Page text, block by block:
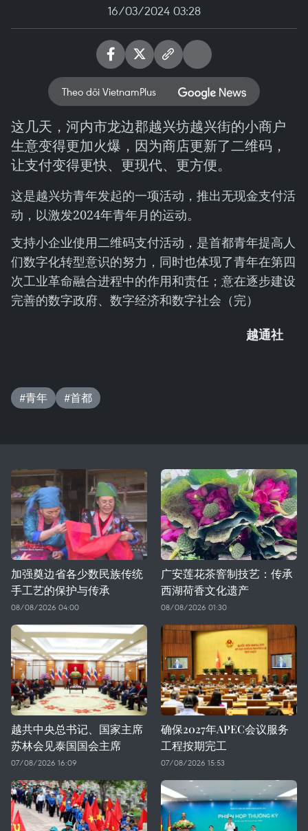
16/03/2024 03:28
Theo dõi VietnamPlus
这几天，河内市龙边郡越兴坊越兴街的小商户
生意变得更加火爆，因为商店更新了二维码，
让支付变得更快、更现代、更方便。
这是越兴坊青年发起的一项活动，推出无现金支付活
动，以激发2024年青年月的运动。
支持小企业使用二维码支付活动，是首都青年提高人
们数字化转型意识的努力，同时也体现了青年在第四
次工业革命融合进程中的作用和责任；意在逐步建设
完善的数字政府、数字经济和数字社会（完）
越通社
#青年 #首都
加强奠边省各少数民族传统
手工艺的保护与传承
08/08/2026 04:00
广安莲花茶窨制技艺：传承
西湖荷香文化遗产
08/08/2026 01:30
越共中央总书记、国家主席
苏林会见泰国国会主席
07/08/2026 16:09
确保2027年APEC会议服务
工程按期完工
07/08/2026 15:53